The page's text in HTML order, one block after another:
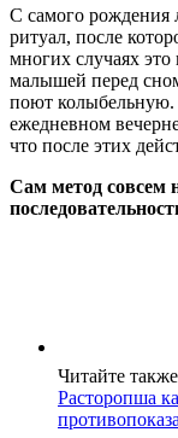
С самого рождения
ритуал, после
многих случаях это
малышей перед
поют колыбельную.
ежедневном
что после этих
Сам метод совсем
Читайте
Расторопша